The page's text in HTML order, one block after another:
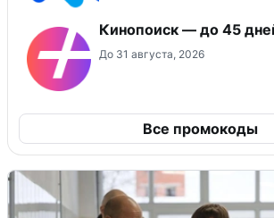
Кинопоиск — до 45
До 31 августа, 2026
Все промокоды